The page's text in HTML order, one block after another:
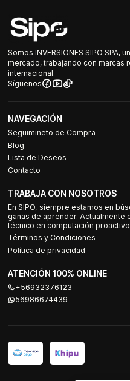
Somos INVERSIONES SIPO SPA,
mercado, trabajando con marcas
internacional.
Síguenos
NAVEGACIÓN
Seguimineto de Compra
Blog
Lista de Deseos
Contacto
TRABAJA CON NOSOTROS
En SIPO, siempre estamos en
ganas de aprender. Actualmente
técnico en computación
Términos y Condiciones
Política de privacidad
ATENCIÓN 100% ONLINE
+56932376123
56986674439